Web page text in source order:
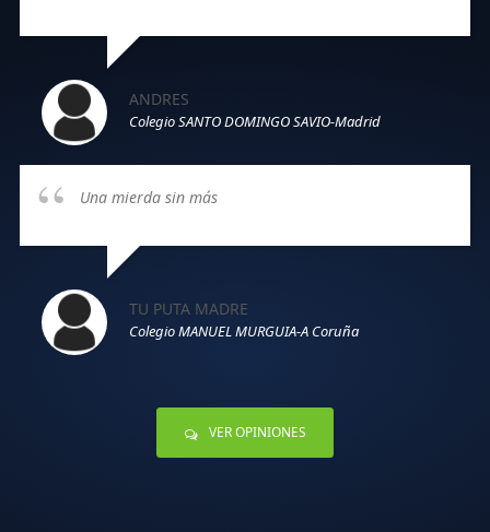
ANDRES
Colegio SANTO DOMINGO SAVIO-Madrid
Una mierda sin más
TU PUTA MADRE
Colegio MANUEL MURGUIA-A Coruña
VER OPINIONES